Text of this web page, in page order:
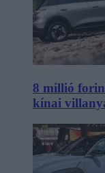
8 millió
kínai